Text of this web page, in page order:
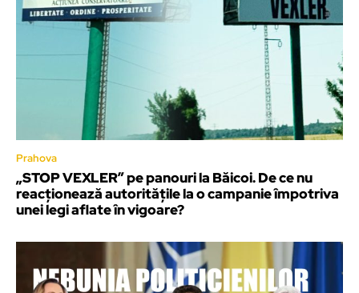
Prahova
„STOP VEXLER” pe panouri la Băicoi. De ce nu
reacționează autoritățile la o campanie împotriva
unei legi aflate în vigoare?